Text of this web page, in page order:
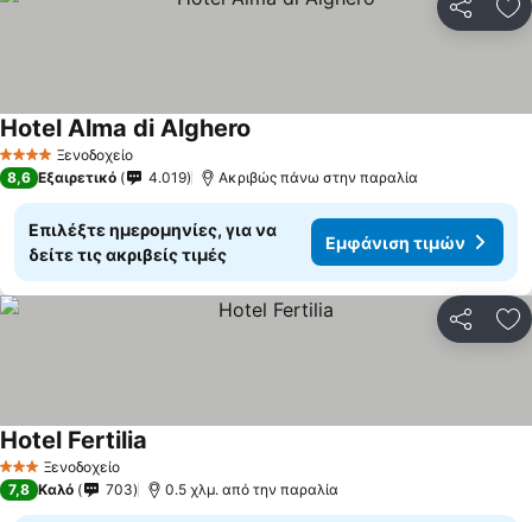
4 ΑστέριαΞενοδοχείο
Hotel Alma di Alghero
8,6 Εξαιρετικό 4.019 Ακριβώς πάνω στην παραλία
Επιλέξτε ημερομηνίες, για να
δείτε τις ακριβείς τιμές
Εμφάνιση τιμών
3 ΑστέριαΞενοδοχείο
Hotel Fertilia
7,8 Καλό 703 0.5 χλμ. από την παραλία